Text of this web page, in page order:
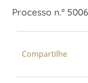
Processo n.º
Compartilhe